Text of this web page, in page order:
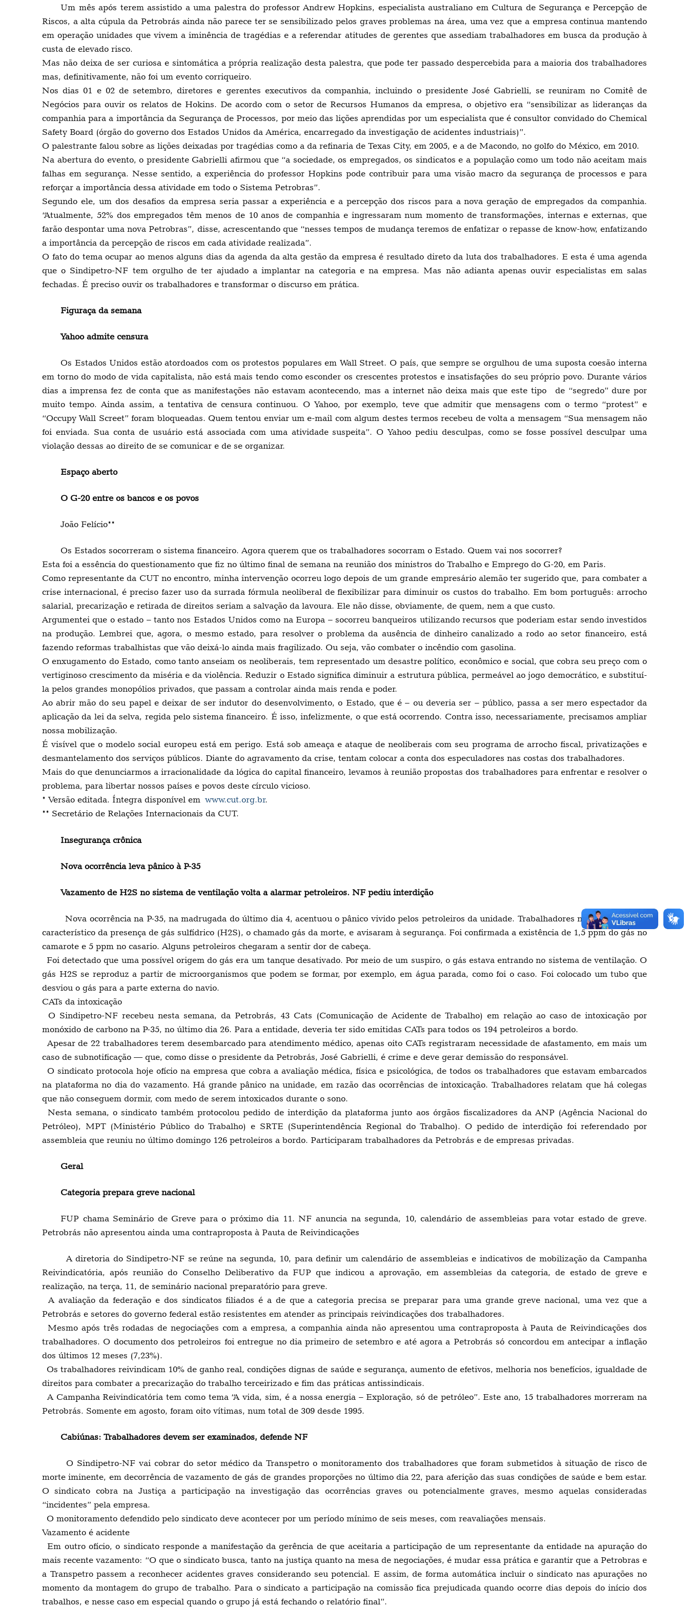
Um mês após terem assistido a uma palestra do professor Andrew Hopkins, especialista australiano em Cultura de Segurança e Percepção de
Riscos, a alta cúpula da Petrobrás ainda não parece ter se sensibilizado pelos graves problemas na área, uma vez que a empresa continua mantendo
em operação unidades que vivem a iminência de tragédias e a referendar atitudes de gerentes que assediam trabalhadores em busca da produção à
custa de elevado risco.
Mas não deixa de ser curiosa e sintomática a própria realização desta palestra, que pode ter passado despercebida para a maioria dos trabalhadores
mas, definitivamente, não foi um evento corriqueiro.
Nos dias 01 e 02 de setembro, diretores e gerentes executivos da companhia, incluindo o presidente José Gabrielli, se reuniram no Comitê de
Negócios para ouvir os relatos de Hokins. De acordo com o setor de Recursos Humanos da empresa, o objetivo era “sensibilizar as lideranças da
companhia para a importância da Segurança de Processos, por meio das lições aprendidas por um especialista que é consultor convidado do Chemical
Safety Board (órgão do governo dos Estados Unidos da América, encarregado da investigação de acidentes industriais)”.
O palestrante falou sobre as lições deixadas por tragédias como a da refinaria de Texas City, em 2005, e a de Macondo, no golfo do México, em 2010.
Na abertura do evento, o presidente Gabrielli afirmou que “a sociedade, os empregados, os sindicatos e a população como um todo não aceitam mais
falhas em segurança. Nesse sentido, a experiência do professor Hopkins pode contribuir para uma visão macro da segurança de processos e para
reforçar a importância dessa atividade em todo o Sistema Petrobras”.
Segundo ele, um dos desafios da empresa seria passar a experiência e a percepção dos riscos para a nova geração de empregados da companhia.
“Atualmente, 52% dos empregados têm menos de 10 anos de companhia e ingressaram num momento de transformações, internas e externas, que
farão despontar uma nova Petrobras”, disse, acrescentando que “nesses tempos de mudança teremos de enfatizar o repasse de know-how, enfatizando
a importância da percepção de riscos em cada atividade realizada”.
O fato do tema ocupar ao menos alguns dias da agenda da alta gestão da empresa é resultado direto da luta dos trabalhadores. E esta é uma agenda
que o Sindipetro-NF tem orgulho de ter ajudado a implantar na categoria e na empresa. Mas não adianta apenas ouvir especialistas em salas
fechadas. É preciso ouvir os trabalhadores e transformar o discurso em prática.
Figuraça da semana
Yahoo admite censura
Os Estados Unidos estão atordoados com os protestos populares em Wall Street. O país, que sempre se orgulhou de uma suposta coesão interna
em torno do modo de vida capitalista, não está mais tendo como esconder os crescentes protestos e insatisfações do seu próprio povo. Durante vários
dias a imprensa fez de conta que as manifestações não estavam acontecendo, mas a internet não deixa mais que este tipo de “segredo” dure por
muito tempo. Ainda assim, a tentativa de censura continuou. O Yahoo, por exemplo, teve que admitir que mensagens com o termo “protest” e
“Occupy Wall Screet” foram bloqueadas. Quem tentou enviar um e-mail com algum destes termos recebeu de volta a mensagem “Sua mensagem não
foi enviada. Sua conta de usuário está associada com uma atividade suspeita”. O Yahoo pediu desculpas, como se fosse possível desculpar uma
violação dessas ao direito de se comunicar e de se organizar.
Espaço aberto
O G-20 entre os bancos e os povos
João Felício**
Os Estados socorreram o sistema financeiro. Agora querem que os trabalhadores socorram o Estado. Quem vai nos socorrer?
Esta foi a essência do questionamento que fiz no último final de semana na reunião dos ministros do Trabalho e Emprego do G-20, em Paris.
Como representante da CUT no encontro, minha intervenção ocorreu logo depois de um grande empresário alemão ter sugerido que, para combater a
crise internacional, é preciso fazer uso da surrada fórmula neoliberal de flexibilizar para diminuir os custos do trabalho. Em bom português: arrocho
salarial, precarização e retirada de direitos seriam a salvação da lavoura. Ele não disse, obviamente, de quem, nem a que custo.
Argumentei que o estado – tanto nos Estados Unidos como na Europa – socorreu banqueiros utilizando recursos que poderiam estar sendo investidos
na produção. Lembrei que, agora, o mesmo estado, para resolver o problema da ausência de dinheiro canalizado a rodo ao setor financeiro, está
fazendo reformas trabalhistas que vão deixá-lo ainda mais fragilizado. Ou seja, vão combater o incêndio com gasolina.
O enxugamento do Estado, como tanto anseiam os neoliberais, tem representado um desastre político, econômico e social, que cobra seu preço com o
vertiginoso crescimento da miséria e da violência. Reduzir o Estado significa diminuir a estrutura pública, permeável ao jogo democrático, e substituí-
la pelos grandes monopólios privados, que passam a controlar ainda mais renda e poder.
Ao abrir mão do seu papel e deixar de ser indutor do desenvolvimento, o Estado, que é – ou deveria ser – público, passa a ser mero espectador da
aplicação da lei da selva, regida pelo sistema financeiro. É isso, infelizmente, o que está ocorrendo. Contra isso, necessariamente, precisamos ampliar
nossa mobilização.
É visível que o modelo social europeu está em perigo. Está sob ameaça e ataque de neoliberais com seu programa de arrocho fiscal, privatizações e
desmantelamento dos serviços públicos. Diante do agravamento da crise, tentam colocar a conta dos especuladores nas costas dos trabalhadores.
Mais do que denunciarmos a irracionalidade da lógica do capital financeiro, levamos à reunião propostas dos trabalhadores para enfrentar e resolver o
problema, para libertar nossos países e povos deste círculo vicioso.
* Versão editada. Íntegra disponível emwww.cut.org.br.
** Secretário de Relações Internacionais da CUT.
Insegurança crônica
Nova ocorrência leva pânico à P-35
Vazamento de H2S no sistema de ventilação volta a alarmar petroleiros. NF pediu interdição
Nova ocorrência na P-35, na madrugada do último dia 4, acentuou o pânico vivido pelos petroleiros da unidade. Trabalhadores notaram um odor
característico da presença de gás sulfídrico (H2S), o chamado gás da morte, e avisaram à segurança. Foi confirmada a existência de 1,5 ppm do gás no
camarote e 5 ppm no casario. Alguns petroleiros chegaram a sentir dor de cabeça.
Foi detectado que uma possível origem do gás era um tanque desativado. Por meio de um suspiro, o gás estava entrando no sistema de ventilação. O
gás H2S se reproduz a partir de microorganismos que podem se formar, por exemplo, em água parada, como foi o caso. Foi colocado um tubo que
desviou o gás para a parte externa do navio.
CATs da intoxicação
O Sindipetro-NF recebeu nesta semana, da Petrobrás, 43 Cats (Comunicação de Acidente de Trabalho) em relação ao caso de intoxicação por
monóxido de carbono na P-35, no último dia 26. Para a entidade, deveria ter sido emitidas CATs para todos os 194 petroleiros a bordo.
Apesar de 22 trabalhadores terem desembarcado para atendimento médico, apenas oito CATs registraram necessidade de afastamento, em mais um
caso de subnotificação — que, como disse o presidente da Petrobrás, José Gabrielli, é crime e deve gerar demissão do responsável.
O sindicato protocola hoje ofício na empresa que cobra a avaliação médica, física e psicológica, de todos os trabalhadores que estavam embarcados
na plataforma no dia do vazamento. Há grande pânico na unidade, em razão das ocorrências de intoxicação. Trabalhadores relatam que há colegas
que não conseguem dormir, com medo de serem intoxicados durante o sono.
Nesta semana, o sindicato também protocolou pedido de interdição da plataforma junto aos órgãos fiscalizadores da ANP (Agência Nacional do
Petróleo), MPT (Ministério Público do Trabalho) e SRTE (Superintendência Regional do Trabalho). O pedido de interdição foi referendado por
assembleia que reuniu no último domingo 126 petroleiros a bordo. Participaram trabalhadores da Petrobrás e de empresas privadas.
Geral
Categoria prepara greve nacional
FUP chama Seminário de Greve para o próximo dia 11. NF anuncia na segunda, 10, calendário de assembleias para votar estado de greve.
Petrobrás não apresentou ainda uma contraproposta à Pauta de Reivindicações
A diretoria do Sindipetro-NF se reúne na segunda, 10, para definir um calendário de assembleias e indicativos de mobilização da Campanha
Reivindicatória, após reunião do Conselho Deliberativo da FUP que indicou a aprovação, em assembleias da categoria, de estado de greve e
realização, na terça, 11, de seminário nacional preparatório para greve.
A avaliação da federação e dos sindicatos filiados é a de que a categoria precisa se preparar para uma grande greve nacional, uma vez que a
Petrobrás e setores do governo federal estão resistentes em atender as principais reivindicações dos trabalhadores.
Mesmo após três rodadas de negociações com a empresa, a companhia ainda não apresentou uma contraproposta à Pauta de Reivindicações dos
trabalhadores. O documento dos petroleiros foi entregue no dia primeiro de setembro e até agora a Petrobrás só concordou em antecipar a inflação
dos últimos 12 meses (7,23%).
Os trabalhadores reivindicam 10% de ganho real, condições dignas de saúde e segurança, aumento de efetivos, melhoria nos benefícios, igualdade de
direitos para combater a precarização do trabalho terceirizado e fim das práticas antissindicais.
A Campanha Reivindicatória tem como tema “A vida, sim, é a nossa energia – Exploração, só de petróleo”. Este ano, 15 trabalhadores morreram na
Petrobrás. Somente em agosto, foram oito vítimas, num total de 309 desde 1995.
Cabiúnas: Trabalhadores devem ser examinados, defende NF
O Sindipetro-NF vai cobrar do setor médico da Transpetro o monitoramento dos trabalhadores que foram submetidos à situação de risco de
morte iminente, em decorrência de vazamento de gás de grandes proporções no último dia 22, para aferição das suas condições de saúde e bem estar.
O sindicato cobra na Justiça a participação na investigação das ocorrências graves ou potencialmente graves, mesmo aquelas consideradas
“incidentes” pela empresa.
O monitoramento defendido pelo sindicato deve acontecer por um período mínimo de seis meses, com reavaliações mensais.
Vazamento é acidente
Em outro ofício, o sindicato responde a manifestação da gerência de que aceitaria a participação de um representante da entidade na apuração do
mais recente vazamento: “O que o sindicato busca, tanto na justiça quanto na mesa de negociações, é mudar essa prática e garantir que a Petrobras e
a Transpetro passem a reconhecer acidentes graves considerando seu potencial. E assim, de forma automática incluir o sindicato nas apurações no
momento da montagem do grupo de trabalho. Para o sindicato a participação na comissão fica prejudicada quando ocorre dias depois do início dos
trabalhos, e nesse caso em especial quando o grupo já está fechando o relatório final”.